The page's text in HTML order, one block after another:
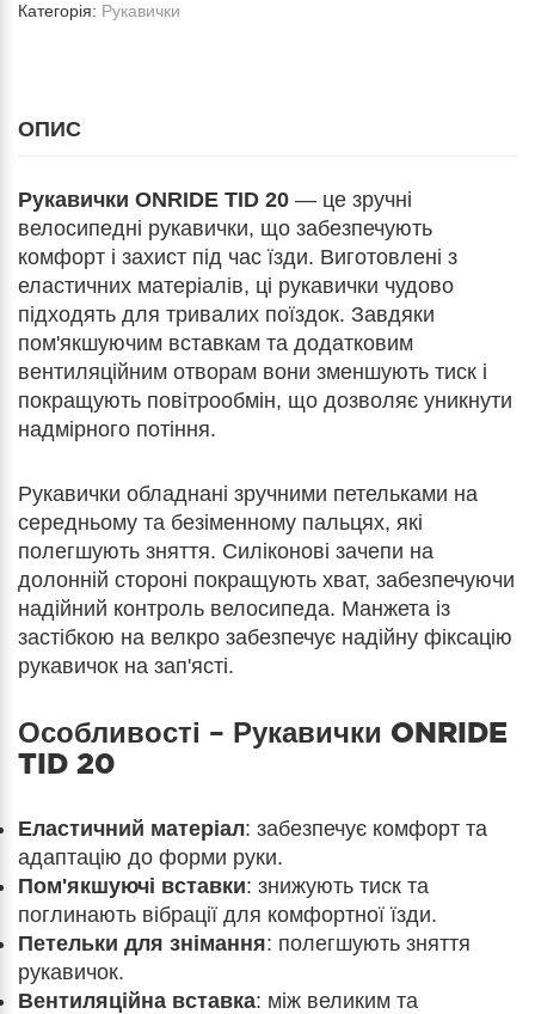
Категорія: Рукавички
ОПИС
Рукавички ONRIDE TID 20 — це зручні
велосипедні рукавички, що забезпечують
комфорт і захист під час їзди. Виготовлені з
еластичних матеріалів, ці рукавички чудово
підходять для тривалих поїздок. Завдяки
пом'якшуючим вставкам та додатковим
вентиляційним отворам вони зменшують тиск і
покращують повітрообмін, що дозволяє уникнути
надмірного потіння.
Рукавички обладнані зручними петельками на
середньому та безіменному пальцях, які
полегшують зняття. Силіконові зачепи на
долонній стороні покращують хват, забезпечуючи
надійний контроль велосипеда. Манжета із
застібкою на велкро забезпечує надійну фіксацію
рукавичок на зап'ясті.
Особливості – Рукавички ONRIDE
TID 20
Еластичний матеріал: забезпечує комфорт та
адаптацію до форми руки.
Пом'якшуючі вставки: знижують тиск та
поглинають вібрації для комфортної їзди.
Петельки для знімання: полегшують зняття
рукавичок.
Вентиляційна вставка: між великим та